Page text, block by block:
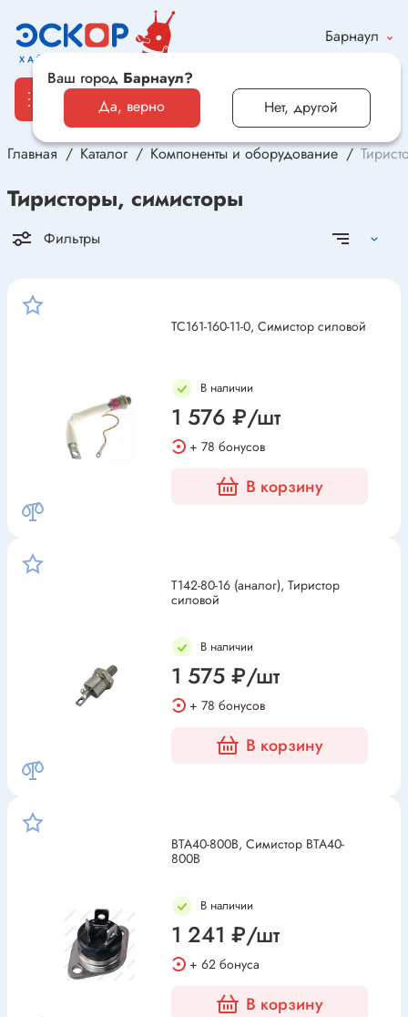
Барнаул
Ваш город Барнаул?
Да, верно
Нет, другой
Каталог
Электронные компоненты и оборудование
Автомобильная электроника и автотовары
Промышленная автоматика
Главная Каталог Компоненты и оборудование
Тиристоры, симисторы
Фильтры
ТС161-160-11-0, Симистор силовой
В наличии
1 576 ₽/шт
+ 78 бонусов
В корзину
Т142-80-16 (аналог), Тиристор
силовой
В наличии
1 575 ₽/шт
+ 78 бонусов
В корзину
BTA40-800B, Симистор BTA40-
800B
В наличии
1 241 ₽/шт
+ 62 бонуса
В корзину